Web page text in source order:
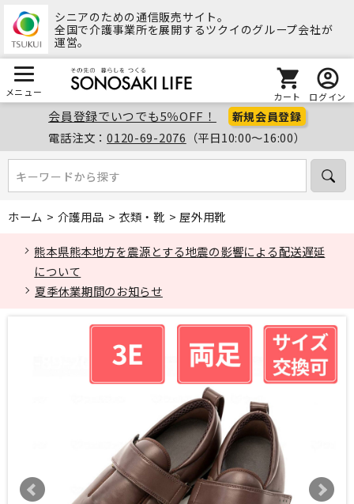
シニアのための通信販売サイト。
全国で介護事業所を展開するツクイのグループ会社が
運営。
メニュー カート ログイン
会員登録でいつでも5％OFF！ 新規会員登録
電話注文：0120-69-2076 （平日10:00～16:00）
キーワードから探す
キーワードから探す
ホーム > 介護用品 > 衣類・靴 > 屋外用靴
熊本県熊本地方を震源とする地震の影響による配送遅延
について
夏季休業期間のお知らせ